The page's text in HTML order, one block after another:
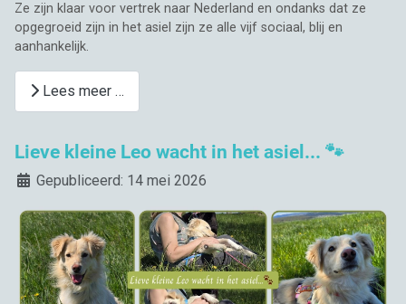
Ze zijn klaar voor vertrek naar Nederland en ondanks dat ze
opgegroeid zijn in het asiel zijn ze alle vijf sociaal, blij en
aanhankelijk.
Lees meer …
Lieve kleine Leo wacht in het asiel... 🐾
DetailsGepubliceerd: 14 mei 2026